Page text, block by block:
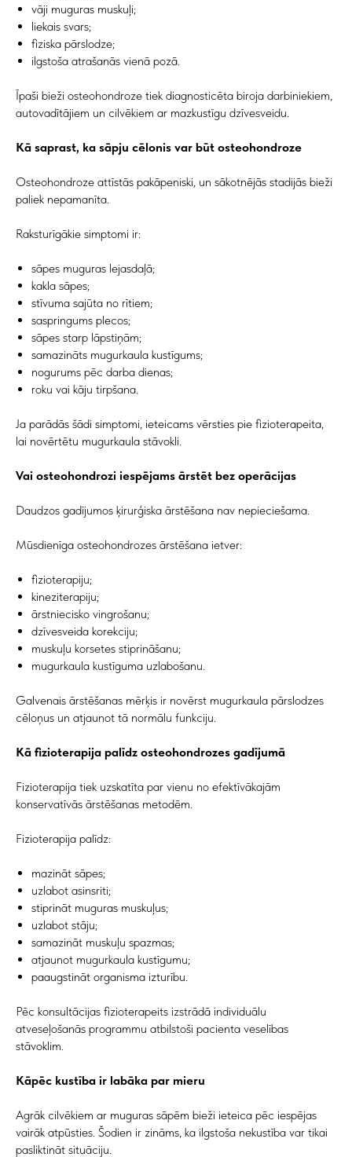
vāji muguras muskuļi;
liekais svars;
fiziska pārslodze;
ilgstoša atrašanās vienā pozā.
Īpaši bieži osteohondroze tiek diagnosticēta biroja darbiniekiem,
autovadītājiem un cilvēkiem ar mazkustīgu dzīvesveidu.
Kā saprast, ka sāpju cēlonis var būt osteohondroze
Osteohondroze attīstās pakāpeniski, un sākotnējās stadijās bieži
paliek nepamanīta.
Raksturīgākie simptomi ir:
sāpes muguras lejasdaļā;
kakla sāpes;
stīvuma sajūta no rītiem;
saspringums plecos;
sāpes starp lāpstiņām;
samazināts mugurkaula kustīgums;
nogurums pēc darba dienas;
roku vai kāju tirpšana.
Ja parādās šādi simptomi, ieteicams vērsties pie fizioterapeita,
lai novērtētu mugurkaula stāvokli.
Vai osteohondrozi iespējams ārstēt bez operācijas
Daudzos gadījumos ķirurģiska ārstēšana nav nepieciešama.
Mūsdienīga osteohondrozes ārstēšana ietver:
fizioterapiju;
kineziterapiju;
ārstniecisko vingrošanu;
dzīvesveida korekciju;
muskuļu korsetes stiprināšanu;
mugurkaula kustīguma uzlabošanu.
Galvenais ārstēšanas mērķis ir novērst mugurkaula pārslodzes
cēloņus un atjaunot tā normālu funkciju.
Kā fizioterapija palīdz osteohondrozes gadījumā
Fizioterapija tiek uzskatīta par vienu no efektīvākajām
konservatīvās ārstēšanas metodēm.
Fizioterapija palīdz:
mazināt sāpes;
uzlabot asinsriti;
stiprināt muguras muskuļus;
uzlabot stāju;
samazināt muskuļu spazmas;
atjaunot mugurkaula kustīgumu;
paaugstināt organisma izturību.
Pēc konsultācijas fizioterapeits izstrādā individuālu
atveseļošanās programmu atbilstoši pacienta veselības
stāvoklim.
Kāpēc kustība ir labāka par mieru
Agrāk cilvēkiem ar muguras sāpēm bieži ieteica pēc iespējas
vairāk atpūsties. Šodien ir zināms, ka ilgstoša nekustība var tikai
pasliktināt situāciju.